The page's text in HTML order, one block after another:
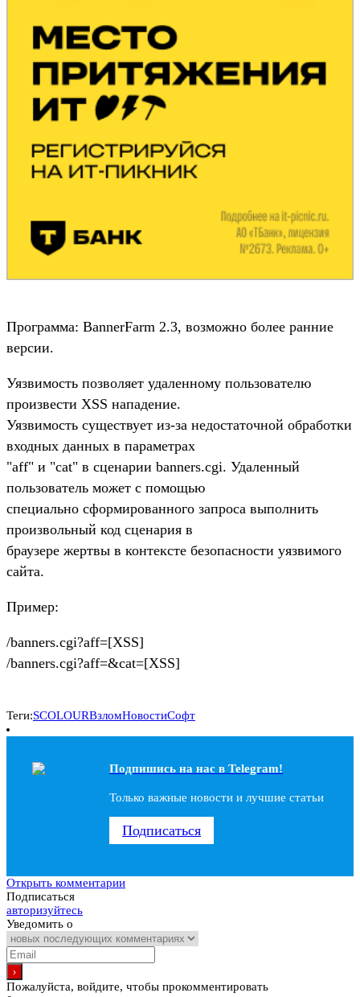
Программа: BannerFarm 2.3, возможно более ранние
версии.
Уязвимость позволяет удаленному пользователю
произвести XSS нападение.
Уязвимость существует из-за недостаточной обработки
входных данных в параметрах
"aff" и "cat" в сценарии banners.cgi. Удаленный
пользователь может с помощью
специально сформированного запроса выполнить
произвольный код сценария в
браузере жертвы в контексте безопасности уязвимого
сайта.
Пример:
/banners.cgi?aff=[XSS]
/banners.cgi?aff=&cat=[XSS]
Теги:SCOLOURВзломНовостиСофт
Подпишись на наc в Telegram!
Только важные новости и лучшие статьи
Подписаться
Открыть комментарии
Подписаться
авторизуйтесь
Уведомить о
Пожалуйста, войдите, чтобы прокомментировать